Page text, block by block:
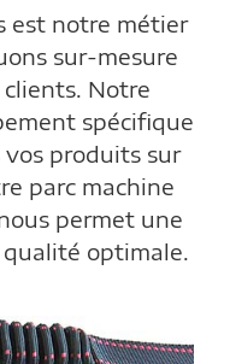
est notre métier
sur-mesure
clients. Notre
spécifique
vos produits sur
parc machine
permet une
optimale.